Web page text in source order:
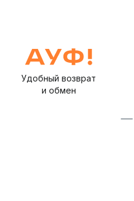
Удобный возврат
и обмен